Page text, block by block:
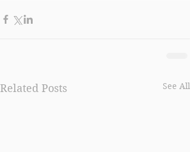
Related Posts See All